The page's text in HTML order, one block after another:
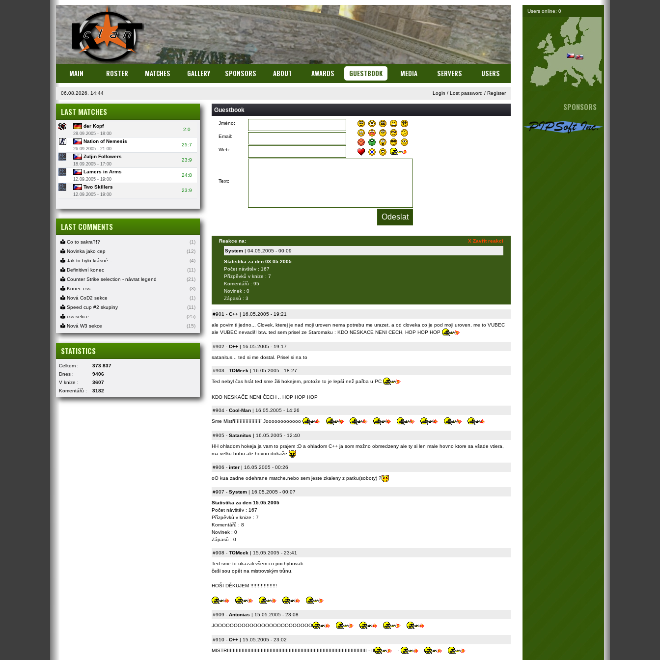
MAIN ROSTER MATCHES GALLERY SPONSORS ABOUT AWARDS GUESTBOOK MEDIA SERVERS USERS
06.08.2026, 14:44 Login / Lost password / Register
LAST MATCHES
der Kopf
28.09.2005 - 18:00
2:0
Nation of Nemesis
26.09.2005 - 21:00
25:7
Zuljin Followers
18.09.2005 - 17:00
23:9
Lamers in Arms
12.09.2005 - 19:00
24:8
Two Skillers
12.09.2005 - 19:00
23:9
LAST COMMENTS
Co to sakra?!?
(1)
Novinka jako cep
(12)
Jak to bylo krásné...
(4)
Definitivní konec
(11)
Counter Strike selection - návrat legend
(21)
Konec css
(3)
Nová CoD2 sekce
(1)
Speed cup #2 skupiny
(11)
css sekce
(25)
Nová W3 sekce
(15)
STATISTICS
Celkem :
373 837
Dnes :
9406
V knize :
3607
Komentářů :
3182
Guestbook
Jméno:
Email:
Web:
Text:
X Zavřít reakci
Reakce na:
System| 04.05.2005 - 00:09
Statistika za den 03.05.2005
Počet návštěv : 167
Přízpěvků v knize : 7
Komentářů : 95
Novinek : 0
Zápasů : 3
#901 - C++| 16.05.2005 - 19:21
ale povim ti jedno... Clovek, kterej je nad moji uroven nema potrebu me urazet, a od cloveka co je pod moji uroven, me to VUBEC
ale VUBEC nevadi!! btw. ted sem prisel ze Staromaku : KDO NESKACE NENI CECH, HOP HOP HOP
#902 - C++| 16.05.2005 - 19:17
satanitus... ted si me dostal. Prisel si na to
#903 - TOMeek| 16.05.2005 - 18:27
Ted nebyl čas hrát ted sme žili hokejem, protože to je lepší než pařba u PC
KDO NESKAČE NENI ČECH .. HOP HOP HOP
#904- Cool-Man| 16.05.2005 - 14:26
Sme Mistřííííííííííííííííííí Joooooooooooo
#905- Satanitus | 16.05.2005 - 12:40
HH ohladom hokeja ja vam to prajem :D a ohladom C++ ja som možno obmedzeny ale ty si len male hovno ktore sa všade vtiera,
ma velku hubu ale hovno dokaže
#906 - inter| 16.05.2005 - 00:26
oO kua zadne odehrane matche,nebo sem jeste zkaleny z patku(soboty) ?
#907 - System| 16.05.2005 - 00:07
Statistika za den 15.05.2005
Počet návštěv : 167
Přízpěvků v knize : 7
Komentářů : 8
Novinek : 0
Zápasů : 0
#908 - TOMeek| 15.05.2005 - 23:41
Ted sme to ukazali všem co pochybovali.
češi sou opět na mistrovským trůnu.
HOŠI DĚKUJEM !!!!!!!!!!!!!!!!!!
#909 - Antonias | 15.05.2005 - 23:08
JOOOOOOOOOOOOOOOOOOOOOOOOO
#910- C++| 15.05.2005 - 23:02
MISTRIIIIIIIIIIIIIIIIIIIIIIIIIIIIIIIIIIIIIIIIIIIIIIIIIIIIIIIIIIIIIIIIIIIIIIIIIIIIIIIIIIIIIIIIIIIIIII - II -
Users online: 0
SPONSORS